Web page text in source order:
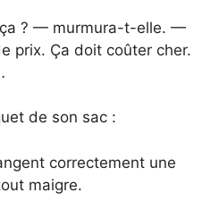
ça ? — murmura-t-elle. —
prix. Ça doit coûter cher.
de son sac :
correctement une
maigre.